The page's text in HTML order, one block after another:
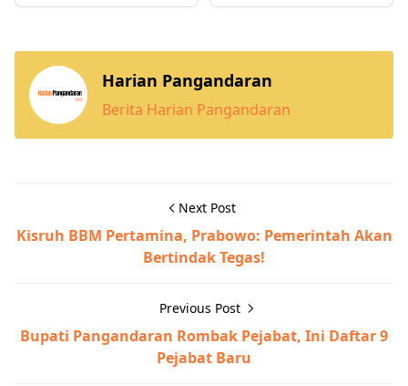
Harian Pangandaran
Berita Harian Pangandaran
Next Post
Kisruh BBM Pertamina, Prabowo: Pemerintah Akan
Bertindak Tegas!
Previous Post
Bupati Pangandaran Rombak Pejabat, Ini Daftar 9
Pejabat Baru